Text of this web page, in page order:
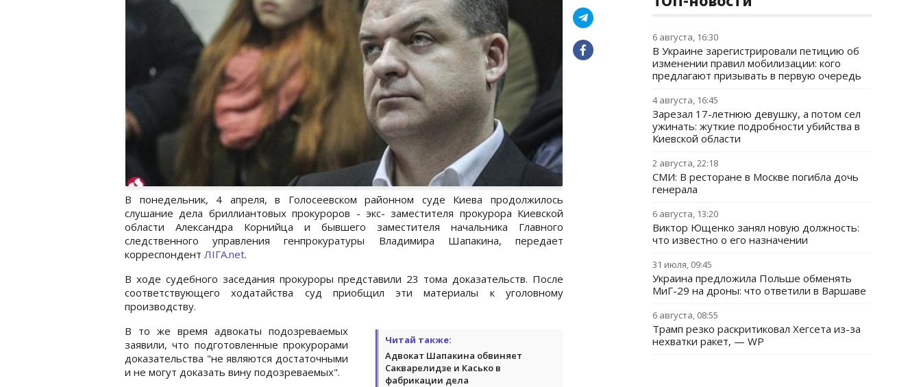
В понедельник, 4 апреля, в Голосеевском районном суде Киева продолжилось
слушание дела бриллиантовых прокуроров - экс- заместителя прокурора Киевской
области Александра Корнийца и бывшего заместителя начальника Главного
следственного управления генпрокуратуры Владимира Шапакина, передает
корреспондент ЛІГА.net.
В ходе судебного заседания прокуроры представили 23 тома доказательств. После
соответствующего ходатайства суд приобщил эти материалы к уголовному
производству.
Читай также:
Адвокат Шапакина обвиняет
Сакварелидзе и Касько в
фабрикации дела
В то же время адвокаты подозреваемых
заявили, что подготовленные прокурорами
доказательства "не являются достаточными
и не могут доказать вину подозреваемых".
6 августа, 16:30
В Украине зарегистрировали петицию об
изменении правил мобилизации: кого
предлагают призывать в первую очередь
4 августа, 16:45
Зарезал 17-летнюю девушку, а потом сел
ужинать: жуткие подробности убийства в
Киевской области
2 августа, 22:18
СМИ: В ресторане в Москве погибла дочь
генерала
6 августа, 13:20
Виктор Ющенко занял новую должность:
что известно о его назначении
31 июля, 09:45
Украина предложила Польше обменять
МиГ-29 на дроны: что ответили в Варшаве
6 августа, 08:55
Трамп резко раскритиковал Хегсета из-за
нехватки ракет, — WP